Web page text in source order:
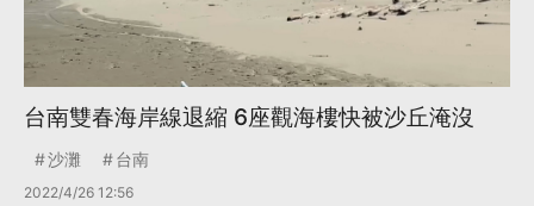
台南雙春海岸線退縮 6座觀海樓快被沙丘淹沒
沙灘 台南
2022/4/26 12:56